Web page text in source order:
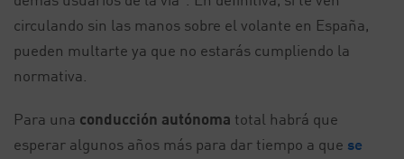
circulando sin las manos sobre el volante en España,
pueden multarte ya que no estarás cumpliendo la
normativa.
Para una conducción autónoma total habrá que
esperar algunos años más para dar tiempo a que se